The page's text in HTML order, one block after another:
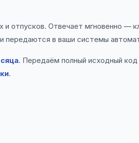
и отпусков. Отвечает мгновенно —
передаются в ваши системы
. Передаём полный исходный код
.